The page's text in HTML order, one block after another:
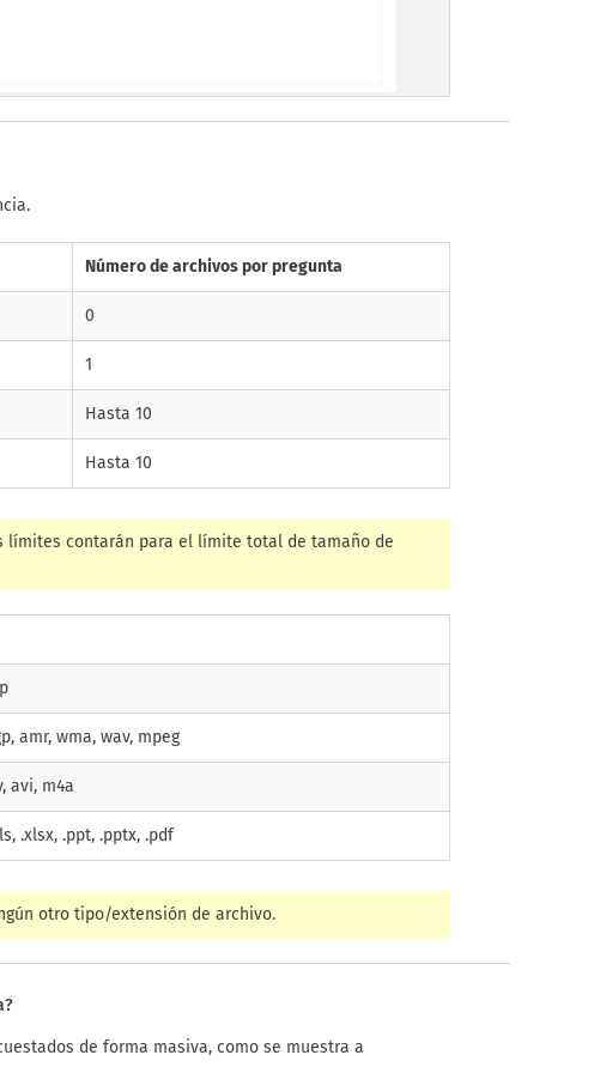
Número de archivos por pregunta
0
1
Hasta 10
Hasta 10
límites contarán para el límite total de tamaño de
amr, wma, wav, mpeg
avi, m4a
.xlsx, .ppt, .pptx, .pdf
otro tipo/extensión de archivo.
de forma masiva, como se muestra a